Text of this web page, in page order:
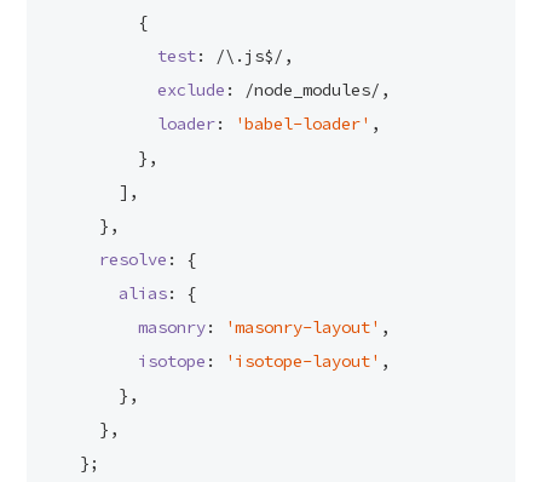
        {
test: /\.js$/ ,
exclude : /node_modules/ ,
loader: 'babel-loader' ,
        },
      ],
    },
resolve : {
alias: {
masonry: 'masonry-layout' ,
isotope : 'isotope-layout' ,
      },
    },
  };